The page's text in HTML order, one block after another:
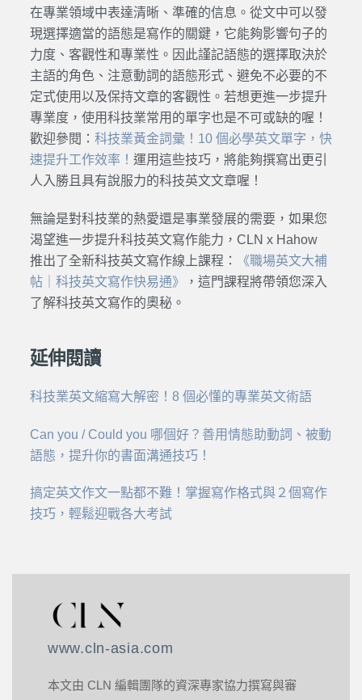
在專業領域中表達清晰、準確的信息。從文中可以發
現選擇適當的語態是寫作的關鍵，它能夠影響句子的
力度、客觀性和專業性。因此謹記語態的選擇取決於
主語的角色、注意動詞的語態形式、避免不必要的不
定式使用以及保持文章的客觀性。若想更進一步提升
專業度，使用科技業常用的單字也是不可或缺的喔！
歡迎參閱： 科技業黃金詞彙！10 個必學英文單字，快
速提升工作效率！ 運用這些技巧，將能夠撰寫出更引
人入勝且具有說服力的科技英文文章喔！
無論是對科技業的熱愛還是事業發展的需要，如果您
渴望進一步提升科技英文寫作能力，CLN x Hahow
推出了全新科技英文寫作線上課程：
《職場英文大補
帖｜科技英文寫作快易通》
，這門課程將帶領您深入
了解科技英文寫作的奧秘。
延伸閱讀
科技業英文縮寫大解密！8 個必懂的專業英文術語
Can you / Could you 哪個好？善用情態助動詞、被動
語態，提升你的書面溝通技巧！
搞定英文作文一點都不難！掌握寫作格式與２個寫作
技巧，輕鬆迎戰各大考試
www.cln-asia.com
本文由 CLN 編輯團隊的資深專家協力撰寫與審